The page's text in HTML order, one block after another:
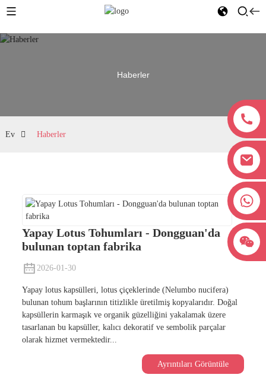
Haberler
Ev Haberler
Yapay Lotus Tohumları - Dongguan'da
bulunan toptan fabrika
2026-01-30
Yapay lotus kapsülleri, lotus çiçeklerinde (Nelumbo nucifera)
bulunan tohum başlarının titizlikle üretilmiş kopyalarıdır. Doğal
kapsüllerin karmaşık ve organik güzelliğini yakalamak üzere
tasarlanan bu kapsüller, kalıcı dekoratif ve sembolik parçalar
olarak hizmet vermektedir...
Ayrıntıları Görüntüle